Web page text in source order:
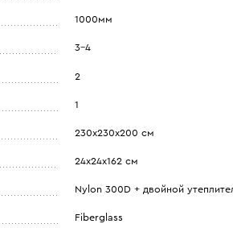
1000мм
3-4
2
1
230х230х200 см
24х24х162 см
Nylon 300D + двойной
Fiberglass